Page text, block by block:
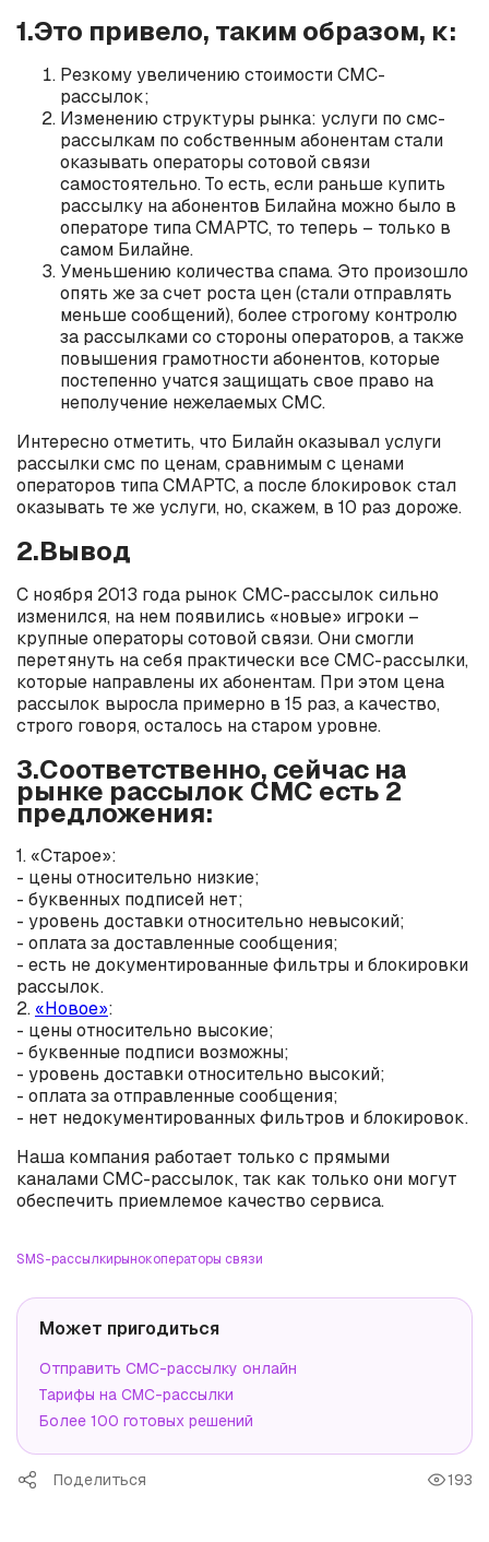
1.Это привело, таким образом, к:
Резкому увеличению стоимости СМС-
рассылок;
Изменению структуры рынка: услуги по смс-
рассылкам по собственным абонентам стали
оказывать операторы сотовой связи
самостоятельно. То есть, если раньше купить
рассылку на абонентов Билайна можно было в
операторе типа СМАРТС, то теперь – только в
самом Билайне.
Уменьшению количества спама. Это произошло
опять же за счет роста цен (стали отправлять
меньше сообщений), более строгому контролю
за рассылками со стороны операторов, а также
повышения грамотности абонентов, которые
постепенно учатся защищать свое право на
неполучение нежелаемых СМС.
Интересно отметить, что Билайн оказывал услуги
рассылки смс по ценам, сравнимым с ценами
операторов типа СМАРТС, а после блокировок стал
оказывать те же услуги, но, скажем, в 10 раз дороже.
2.Вывод
С ноября 2013 года рынок СМС-рассылок сильно
изменился, на нем появились «новые» игроки –
крупные операторы сотовой связи. Они смогли
перетянуть на себя практически все СМС-рассылки,
которые направлены их абонентам. При этом цена
рассылок выросла примерно в 15 раз, а качество,
строго говоря, осталось на старом уровне.
3.Соответственно, сейчас на
рынке рассылок СМС есть 2
предложения:
1. «Старое»:
- цены относительно низкие;
- буквенных подписей нет;
- уровень доставки относительно невысокий;
- оплата за доставленные сообщения;
- есть не документированные фильтры и блокировки
рассылок.
2. «Новое»:
- цены относительно высокие;
- буквенные подписи возможны;
- уровень доставки относительно высокий;
- оплата за отправленные сообщения;
- нет недокументированных фильтров и блокировок.
Наша компания работает только с прямыми
каналами СМС-рассылок, так как только они могут
обеспечить приемлемое качество сервиса.
SMS-рассылкирынокоператоры связи
Может пригодиться
Отправить СМС-рассылку онлайн
Тарифы на СМС-рассылки
Более 100 готовых решений
Поделиться 193